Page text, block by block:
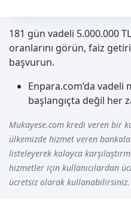
181 gün vadeli 5.000.000
oranlarını görün, faiz
başvurun.
Enpara.com’da vadeli
başlangıçta değil her
Mukayese.com kredi veren bir
ülkemizde hizmet veren
listeleyerek kolayca
hizmetler için kullanıcılardan
ücretsiz olarak kullanabilirsiniz.